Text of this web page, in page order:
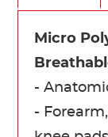
Micro
-
-